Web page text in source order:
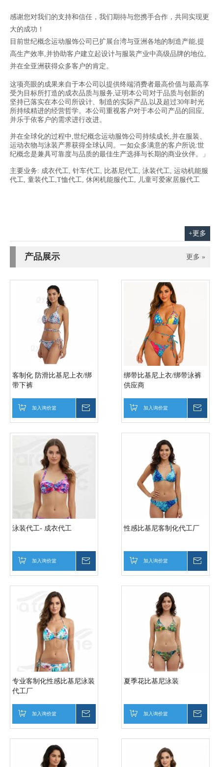
感谢您对我们的支持和信任，我们期待与您携手合作，共同实现更
大的成功！
目前世纪概念运动服饰公司已扩展台湾与亚洲各地的制造产能,提
高生产效率,并协助客户建立起设计与服装产业中高级品牌的地位,
并在全亚洲获得众多客户的肯定。
这项亮眼的成果来自于本公司以提供终端消费者最高价值与最高享
受为目标所打造的成衣品质与服务,证明本公司对于品质与创新的
坚持已落实在本公司所设计、制造的实际产品,以及超过30年时光
所持续精进的经营哲学。本公司重视客户对于本公司产品的回应,
并乐于依客户的需求进行改进。
并在全球化的过程中,世纪概念运动服饰公司持续成长,并在服装、
运动衣物与泳装产界获得全球认同。一如众多满意的客户所说:世
纪概念是兼具可靠度与品质的最佳生产选择与长期的商业伙伴。」
主要业务: 成衣代工, 针车代工, 比基尼代工, 泳装代工, 运动机能服
代工, 童装代工,T恤代工, 休闲机能服代工, 儿童可爱家居服代工
+更多
产品展示 更多 »
客制化 防滑比基尼上衣/绑
带下裤
加入询价篮
绑带比基尼上衣/绑带泳裤
供应商
加入询价篮
泳装代工- 成衣代工
加入询价篮
性感比基尼客制化代工厂
加入询价篮
专业客制化性感比基尼泳装
代工厂
加入询价篮
夏季花比基尼泳装
加入询价篮